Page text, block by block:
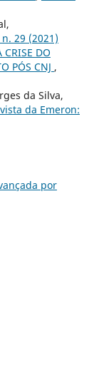
29 (2021)
CRISE DO
PÓS CNJ ,
da Silva,
da Emeron:
por